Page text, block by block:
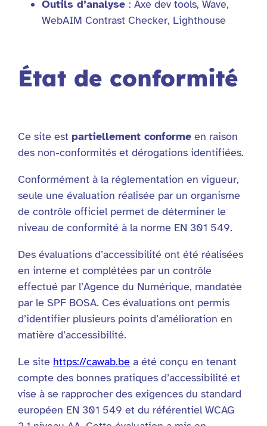
Outils d’analyse : Axe dev tools, Wave,
WebAIM Contrast Checker, Lighthouse
État de conformité
Ce site est partiellement conforme en raison
des non-conformités et dérogations identifiées.
Conformément à la réglementation en vigueur,
seule une évaluation réalisée par un organisme
de contrôle officiel permet de déterminer le
niveau de conformité à la norme EN 301 549.
Des évaluations d’accessibilité ont été réalisées
en interne et complétées par un contrôle
effectué par l’Agence du Numérique, mandatée
par le SPF BOSA. Ces évaluations ont permis
d’identifier plusieurs points d’amélioration en
matière d’accessibilité.
Le site https://cawab.be a été conçu en tenant
compte des bonnes pratiques d’accessibilité et
vise à se rapprocher des exigences du standard
européen EN 301 549 et du référentiel WCAG